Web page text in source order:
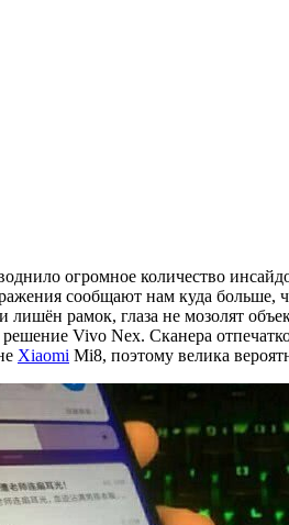
огромное количество
сообщают нам куда больше,
рамок, глаза не мозолят
Vivo Nex. Сканера
Xiaomi Mi8, поэтому велика